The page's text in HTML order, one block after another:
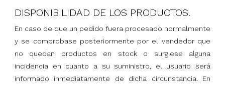
DISPONIBILIDAD DE LOS PRODUCTOS.
En caso de que un pedido fuera procesado normalmente
y se comprobase posteriormente por el vendedor que
no quedan productos en stock o surgiese alguna
incidencia en cuanto a su suministro, el usuario será
informado inmediatamente de dicha circunstancia. En